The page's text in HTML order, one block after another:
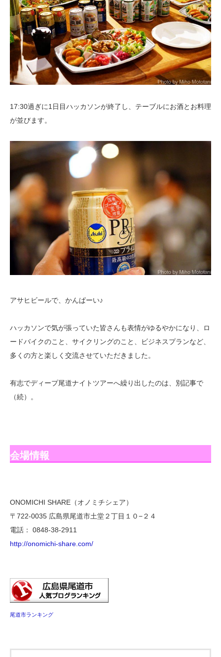
17:30過ぎに1日目ハッカソンが終了し、テーブルにお酒とお料理
が並びます。
アサヒビールで、かんぱーい♪
ハッカソンで気が張っていた皆さんも表情がゆるやかになり、ロ
ードバイクのこと、サイクリングのこと、ビジネスプランなど、
多くの方と楽しく交流させていただきました。
有志でディープ尾道ナイトツアーへ繰り出したのは、別記事で
（続）。
会場情報
ONOMICHI SHARE（オノミチシェア）
〒722-0035 広島県尾道市土堂２丁目１０−２４
電話： 0848-38-2911
http://onomichi-share.com/
尾道市ランキング